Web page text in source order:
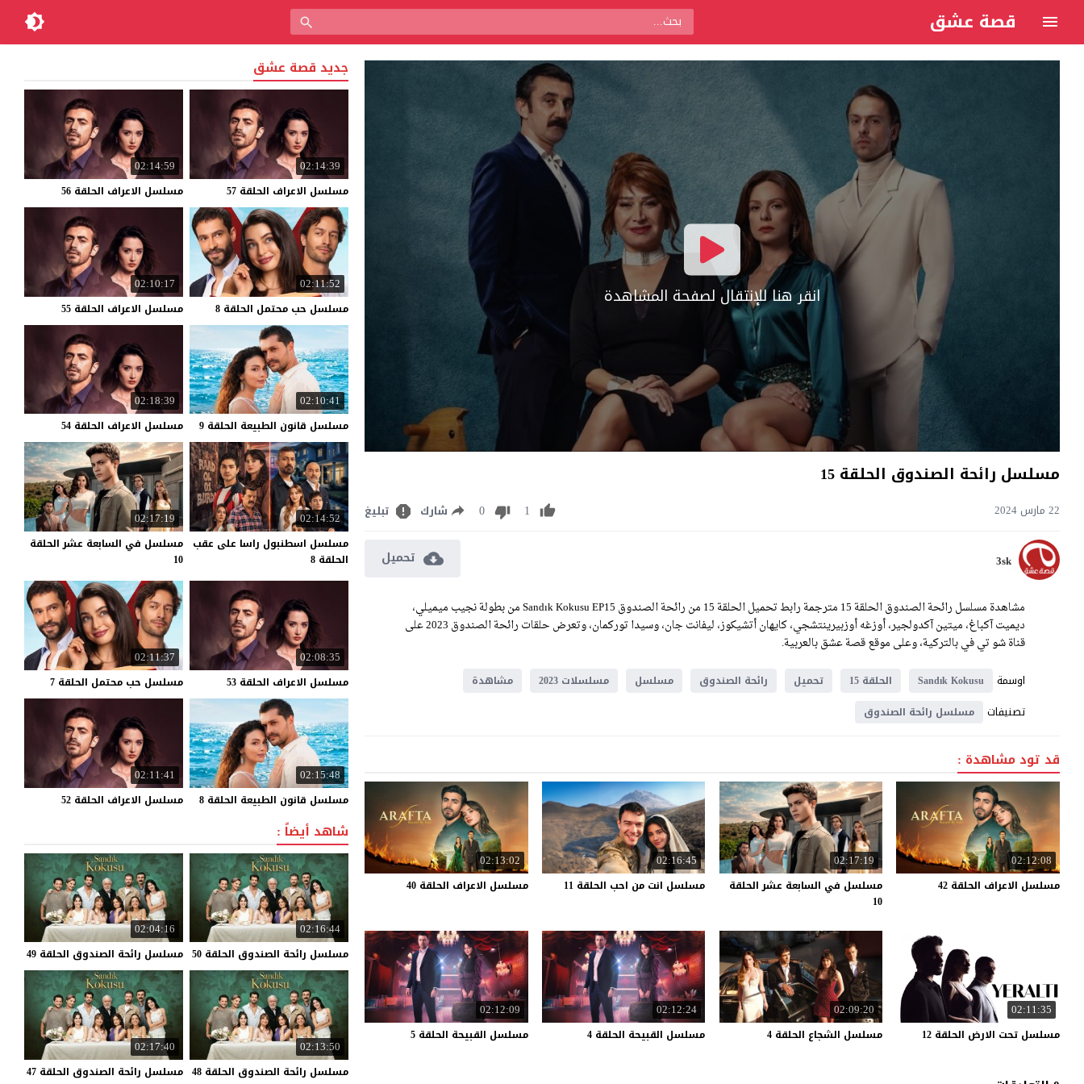
قصة عشق
انقر هنا للإنتقال لصفحة المشاهدة
مسلسل رائحة الصندوق الحلقة 15
22 مارس 2024 1
0 شارك تبليغ
3sk تحميل
مشاهدة مسلسل رائحة الصندوق الحلقة 15 مترجمة رابط تحميل الحلقة 15 من رائحة الصندوق Sandık Kokusu EP15 من بطولة نجيب ميميلي،
ديميت آكباغ، ميتين آكدولجير، أوزغه أوزبيرينتشجي، كايهان أتشيكوز، ليفانت جان، وسيدا توركمان، وتعرض حلقات رائحة الصندوق 2023 على
قناة شو تي في بالتركية، وعلى موقع قصة عشق بالعربية.
اوسمة
Sandık Kokusu الحلقة 15 تحميل رائحة الصندوق مسلسل مسلسلات 2023 مشاهدة
تصنيفات مسلسل رائحة الصندوق
قد تود مشاهدة :
02:12:08
مسلسل الاعراف الحلقة 42
02:17:19
مسلسل في السابعة عشر الحلقة
10
02:16:45
مسلسل انت من احب الحلقة 11
02:13:02
مسلسل الاعراف الحلقة 40
02:11:35
مسلسل تحت الارض الحلقة 12
02:09:20
مسلسل الشجاع الحلقة 4
02:12:24
مسلسل القبيحة الحلقة 4
02:12:09
مسلسل القبيحة الحلقة 5
جديد قصة عشق
02:14:39
مسلسل الاعراف الحلقة 57
02:14:59
مسلسل الاعراف الحلقة 56
02:11:52
مسلسل حب محتمل الحلقة 8
02:10:17
مسلسل الاعراف الحلقة 55
02:10:41
مسلسل قانون الطبيعة الحلقة 9
02:18:39
مسلسل الاعراف الحلقة 54
02:14:52
مسلسل اسطنبول راسا على عقب
الحلقة 8
02:17:19
مسلسل في السابعة عشر الحلقة
10
02:08:35
مسلسل الاعراف الحلقة 53
02:11:37
مسلسل حب محتمل الحلقة 7
02:15:48
مسلسل قانون الطبيعة الحلقة 8
02:11:41
مسلسل الاعراف الحلقة 52
شاهد أيضاً :
02:16:44
مسلسل رائحة الصندوق الحلقة 50
02:04:16
مسلسل رائحة الصندوق الحلقة 49
02:13:50
مسلسل رائحة الصندوق الحلقة 48
02:17:40
مسلسل رائحة الصندوق الحلقة 47